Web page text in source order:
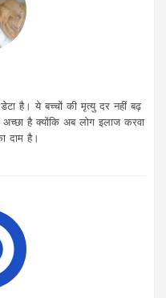
है। ये बच्चों की मृत्यु दर नहीं बढ़
अच्छा है क्योंकि अब लोग इलाज करवा
दाम है।